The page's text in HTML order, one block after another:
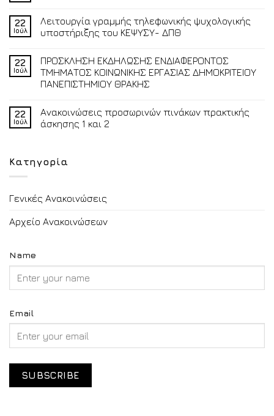
22
Ιούλ
Λειτουργία γραμμής τηλεφωνικής ψυχολογικής
υποστήριξης του ΚΕΨΥΣΥ- ΔΠΘ
22
Ιούλ
ΠΡΟΣΚΛΗΣΗ ΕΚΔΗΛΩΣΗΣ ΕΝΔΙΑΦΕΡΟΝΤΟΣ
ΤΜΗΜΑΤΟΣ ΚΟΙΝΩΝΙΚΗΣ ΕΡΓΑΣΙΑΣ ΔΗΜΟΚΡΙΤΕΙΟΥ
ΠΑΝΕΠΙΣΤΗΜΙΟΥ ΘΡΑΚΗΣ
22
Ιούλ
Ανακοινώσεις προσωρινών πινάκων πρακτικής
άσκησης 1 και 2
Κατηγορία
Γενικές Ανακοινώσεις
Αρχείο Ανακοινώσεων
Name
Email